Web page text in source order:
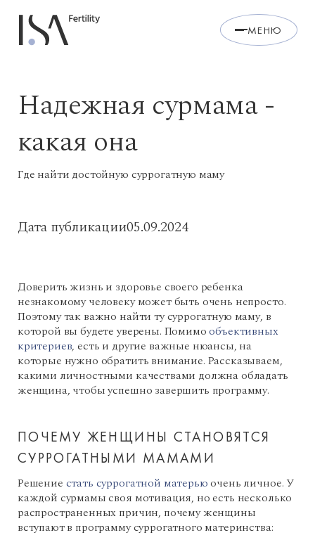
МЕНЮ
Надежная сурмама -
какая она
Где найти достойную суррогатную маму
Дата публикации05.09.2024
Доверить жизнь и здоровье своего ребенка
незнакомому человеку может быть очень непросто.
Поэтому так важно найти ту суррогатную маму, в
которой вы будете уверены. Помимообъективных
критериев, есть и другие важные нюансы, на
которые нужно обратить внимание. Рассказываем,
какими личностными качествами должна обладать
женщина, чтобы успешно завершить программу.
ПОЧЕМУ ЖЕНЩИНЫ СТАНОВЯТСЯ
СУРРОГАТНЫМИ МАМАМИ
Решение стать суррогатной матерьюочень личное. У
каждой сурмамы своя мотивация, но есть несколько
распространенных причин, почему женщины
вступают в программу суррогатного материнства: